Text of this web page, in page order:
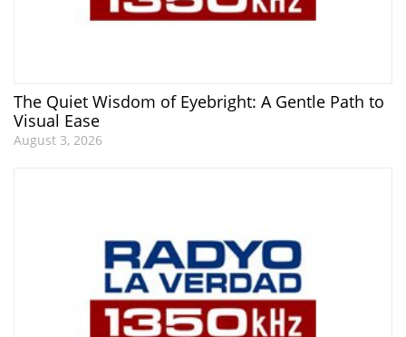
The Quiet Wisdom of Eyebright: A Gentle Path to
Visual Ease
August 3, 2026